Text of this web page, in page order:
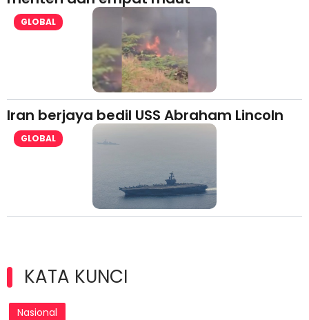
GLOBAL
Iran berjaya bedil USS Abraham Lincoln
GLOBAL
KATA KUNCI
Nasional